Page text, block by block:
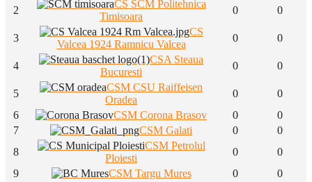
2
CS SCM Politehnica
Timisoara
0 0
3
CS
Valcea 1924 Ramnicu Valcea
0 0
4
CSA Steaua
Bucuresti
0 0
5
CSM CSU Raiffeisen
Oradea
0
0
6
CSM Corona Brasov 0
0
7
CSM Galati 0
0
8
CSM Petrolul
Ploiesti
0
0
9
CSM Targu Mures 0
0